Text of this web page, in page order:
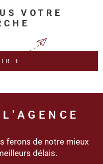
VOTRE
+
L'AGENCE
ferons de notre mieux
délais.